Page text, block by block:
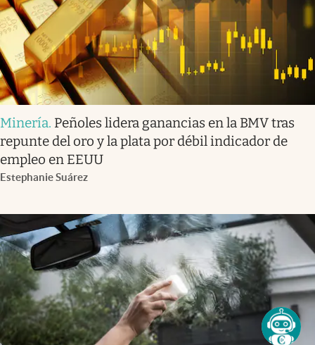
Minería. Peñoles lidera ganancias en la BMV tras
repunte del oro y la plata por débil indicador de
empleo en EEUU
Estephanie Suárez